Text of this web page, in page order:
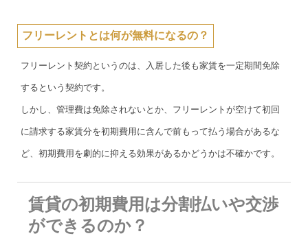
フリーレントとは何が無料になるの？
フリーレント契約というのは、入居した後も家賃を一定期間免除
するという契約です。
しかし、管理費は免除されないとか、フリーレントが空けて初回
に請求する家賃分を初期費用に含んで前もって払う場合があるな
ど、初期費用を劇的に抑える効果があるかどうかは不確かです。
賃貸の初期費用は分割払いや交渉
ができるのか？